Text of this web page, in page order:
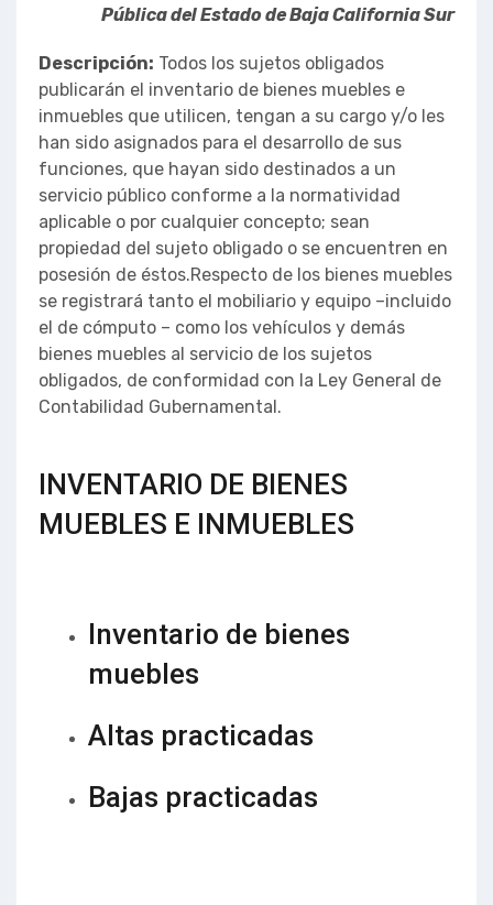
Pública del Estado de Baja California Sur
Descripción: Todos los sujetos obligados
publicarán el inventario de bienes muebles e
inmuebles que utilicen, tengan a su cargo y/o les
han sido asignados para el desarrollo de sus
funciones, que hayan sido destinados a un
servicio público conforme a la normatividad
aplicable o por cualquier concepto; sean
propiedad del sujeto obligado o se encuentren en
posesión de éstos.Respecto de los bienes muebles
se registrará tanto el mobiliario y equipo –incluido
el de cómputo – como los vehículos y demás
bienes muebles al servicio de los sujetos
obligados, de conformidad con la Ley General de
Contabilidad Gubernamental.
INVENTARIO DE BIENES
MUEBLES E INMUEBLES
Inventario de bienes
muebles
Altas practicadas
Bajas practicadas